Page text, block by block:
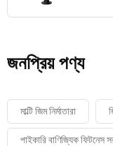
জনপ্রিয় পণ্য
মাল্টি জিম নির্মাতারা
পাইকারি বাণিজ্যিক ফিটনেস